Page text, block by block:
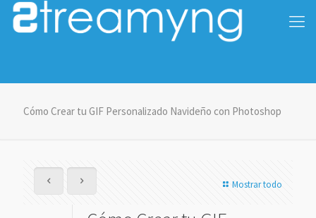
Cómo Crear tu GIF Personalizado Navideño con Photoshop
Mostrar todo